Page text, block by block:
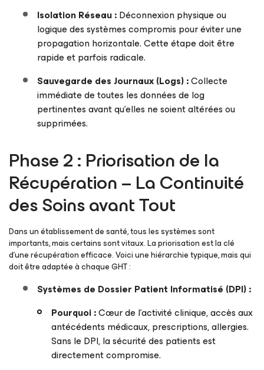
Isolation Réseau :Déconnexion physique ou
logique des systèmes compromis pour éviter une
propagation horizontale. Cette étape doit être
rapide et parfois radicale.
Sauvegarde des Journaux (Logs) :Collecte
immédiate de toutes les données de log
pertinentes avant qu’elles ne soient altérées ou
supprimées.
Phase 2 : Priorisation de la
Récupération – La Continuité
des Soins avant Tout
Dans un établissement de santé, tous les systèmes sont
importants, mais certains sont vitaux. La priorisation est la clé
d’une récupération efficace. Voici une hiérarchie typique, mais qui
doit être adaptée à chaque GHT :
Systèmes de Dossier Patient Informatisé (DPI) :
Pourquoi :Cœur de l’activité clinique, accès aux
antécédents médicaux, prescriptions, allergies.
Sans le DPI, la sécurité des patients est
directement compromise.